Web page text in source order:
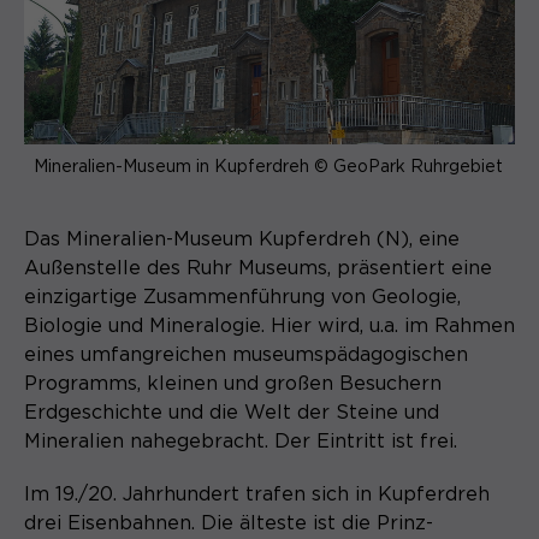
Mineralien-Museum in Kupferdreh © GeoPark Ruhrgebiet
Das Mineralien-Museum Kupferdreh (N), eine
Außenstelle des Ruhr Museums, präsentiert eine
einzigartige Zusammenführung von Geologie,
Biologie und Mineralogie. Hier wird, u.a. im Rahmen
eines umfangreichen museumspädagogischen
Programms, kleinen und großen Besuchern
Erdgeschichte und die Welt der Steine und
Mineralien nahegebracht. Der Eintritt ist frei.
Im 19./20. Jahrhundert trafen sich in Kupferdreh
drei Eisenbahnen. Die älteste ist die Prinz-
(Formulare).
Name be_typo_user
Anbieter TYPO3
Zweck
Dieser Cookie teilt der Webseite mit,
ob ein Besucher im Typo3-Backend
angemeldet ist und die Rechte besitzt
diese zu verwalten.
Name cookie_optin
Anbieter Sgalinski
Anbieter Matomo
Laufzeit 6 Monate
Zweck Speichert die Herkunft des Besuchers.
Anbieter Matomo
Laufzeit Sitzung
Zweck
Temporäre Session-ID, ohne
personenbezogene Daten.